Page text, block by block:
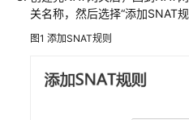
数
关名称，然后选择“添加SNAT
图1 添加SNAT规则